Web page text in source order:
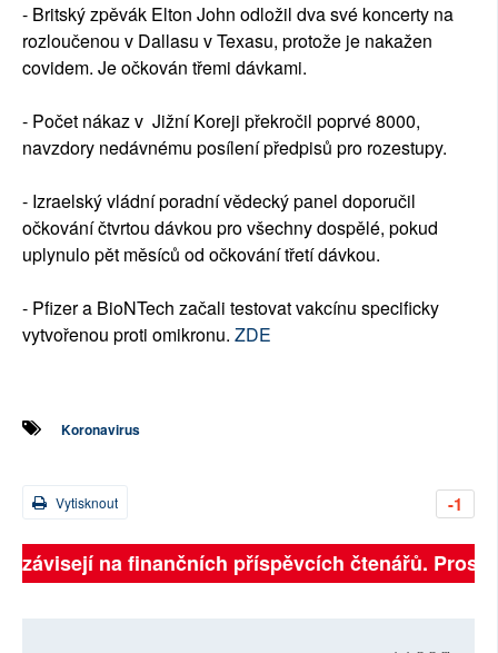
- Britský zpěvák Elton John odložil dva své koncerty na
rozloučenou v Dallasu v Texasu, protože je nakažen
covidem. Je očkován třemi dávkami.
- Počet nákaz v Jižní Koreji překročil poprvé 8000,
navzdory nedávnému posílení předpisů pro rozestupy.
- Izraelský vládní poradní vědecký panel doporučil
očkování čtvrtou dávkou pro všechny dospělé, pokud
uplynulo pět měsíců od očkování třetí dávkou.
- Pfizer a BioNTech začali testovat vakcínu specificky
vytvořenou proti omikronu. ZDE
Koronavirus
-1
Vytisknout
na finančních příspěvcích čtenářů.